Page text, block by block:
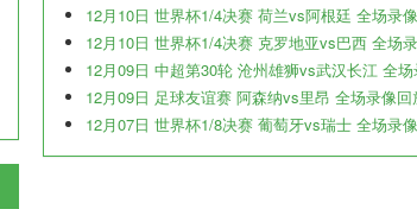
12月10日 世界杯1/4决赛 荷兰vs阿根廷 全场录
12月09日 足球友谊赛 阿森纳vs里昂 全场录像回
12月07日 世界杯1/8决赛 葡萄牙vs瑞士 全场录